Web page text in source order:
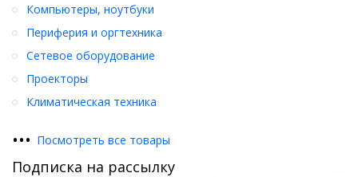
Компьютеры, ноутбуки
Периферия и оргтехника
Сетевое оборудование
Проекторы
Климатическая техника
••• Посмотреть все товары
Подписка на рассылку